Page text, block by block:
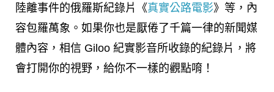
陸離事件的俄羅斯紀錄片《真實公路電影》等，內
容包羅萬象。如果你也是厭倦了千篇一律的新聞媒
體內容，相信 Giloo 紀實影音所收錄的紀錄片，將
會打開你的視野，給你不一樣的觀點唷！